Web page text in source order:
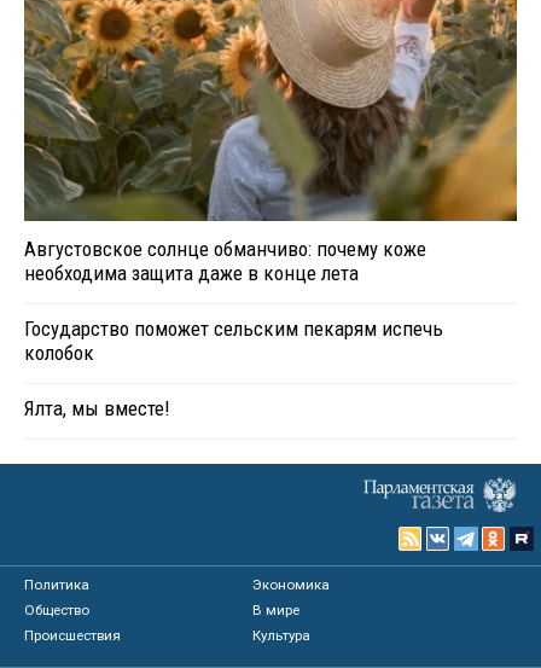
Августовское солнце обманчиво: почему коже
необходима защита даже в конце лета
Государство поможет сельским пекарям испечь
колобок
Ялта, мы вместе!
Политика
Экономика
Общество
В мире
Происшествия
Культура